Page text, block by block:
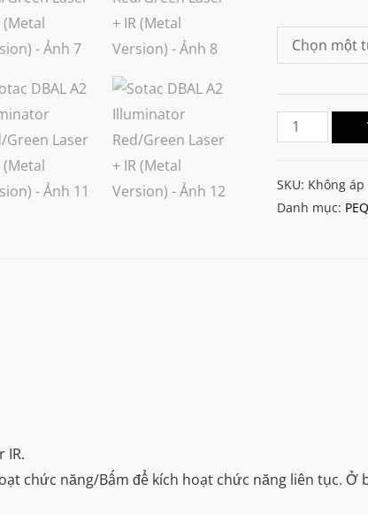
Sotac
DBAL
Illuminator
SKU: Không
Danh mục:
IR.
chức năng/Bấm để kích hoạt chức năng liên tục.